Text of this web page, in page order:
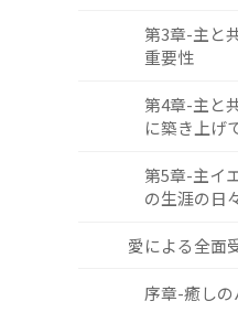
第3章-主と
重要性
第4章-主と
に築き上げ
第5章-主イ
の生涯の日
愛による全面
序章-癒し